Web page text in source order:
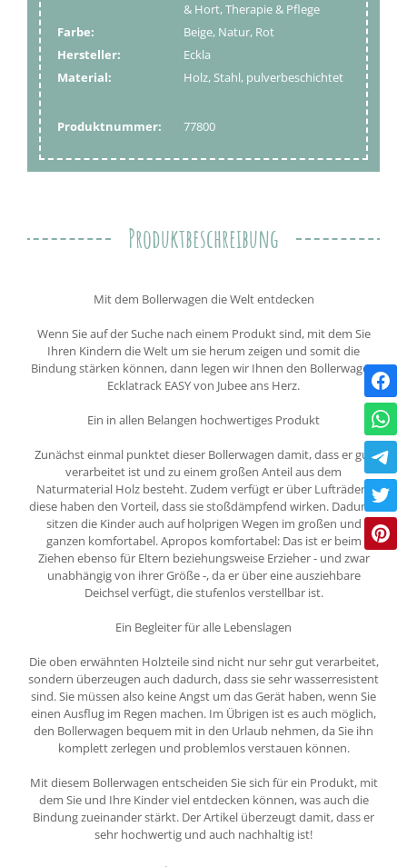
& Hort, Therapie & Pflege
Farbe:
Beige, Natur, Rot
Hersteller:
Eckla
Material:
Holz, Stahl, pulverbeschichtet
Produktnummer: 77800
Produktbeschreibung
Mit dem Bollerwagen die Welt entdecken
Wenn Sie auf der Suche nach einem Produkt sind, mit dem Sie
Ihren Kindern die Welt um sie herum zeigen und somit die
Bindung stärken können, dann legen wir Ihnen den Bollerwagen
Ecklatrack EASY von Jubee ans Herz.
Ein in allen Belangen hochwertiges Produkt
Zunächst einmal punktet dieser Bollerwagen damit, dass er gut
verarbeitet ist und zu einem großen Anteil aus dem
Naturmaterial Holz besteht. Zudem verfügt er über Lufträder -
diese haben den Vorteil, dass sie stoßdämpfend wirken. Dadurch
sitzen die Kinder auch auf holprigen Wegen im großen und
ganzen komfortabel. Apropos komfortabel: Das ist er beim
Ziehen ebenso für Eltern beziehungsweise Erzieher - und zwar
unabhängig von ihrer Größe -, da er über eine ausziehbare
Deichsel verfügt, die stufenlos verstellbar ist.
Ein Begleiter für alle Lebenslagen
Die oben erwähnten Holzteile sind nicht nur sehr gut verarbeitet,
sondern überzeugen auch dadurch, dass sie sehr wasserresistent
sind. Sie müssen also keine Angst um das Gerät haben, wenn Sie
einen Ausflug im Regen machen. Im Übrigen ist es auch möglich,
den Bollerwagen bequem mit in den Urlaub nehmen, da Sie ihn
komplett zerlegen und problemlos verstauen können.
Mit diesem Bollerwagen entscheiden Sie sich für ein Produkt, mit
dem Sie und Ihre Kinder viel entdecken können, was auch die
Bindung zueinander stärkt. Der Artikel überzeugt damit, dass er
sehr hochwertig und auch nachhaltig ist!